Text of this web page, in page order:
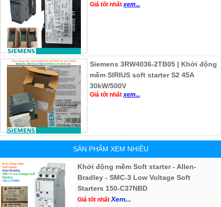
Giá tốt nhấtxem...
Siemens 3RW4036-2TB05 | Khởi động
mềm SIRIUS soft starter S2 45A
30kW/500V
Giá tốt nhấtxem...
SẢN PHẨM XEM NHIỀU
Khởi động mềm Soft starter - Allen-
Bradley - SMC-3 Low Voltage Soft
Starters 150-C37NBD
Giá tốt nhấtXem...